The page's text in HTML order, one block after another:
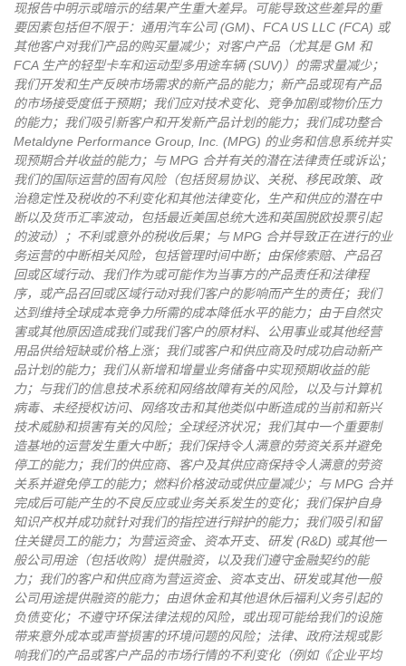
现报告中明示或暗示的结果产生重大差异。可能导致这些差异的重
要因素包括但不限于：通用汽车公司 (GM)、FCA US LLC (FCA) 或
其他客户对我们产品的购买量减少；对客户产品（尤其是 GM 和
FCA 生产的轻型卡车和运动型多用途车辆 (SUV)）的需求量减少；
我们开发和生产反映市场需求的新产品的能力；新产品或现有产品
的市场接受度低于预期；我们应对技术变化、竞争加剧或物价压力
的能力；我们吸引新客户和开发新产品计划的能力；我们成功整合
Metaldyne Performance Group, Inc. (MPG) 的业务和信息系统并实
现预期合并收益的能力；与 MPG 合并有关的潜在法律责任或诉讼；
我们的国际运营的固有风险（包括贸易协议、关税、移民政策、政
治稳定性及税收的不利变化和其他法律变化，生产和供应的潜在中
断以及货币汇率波动，包括最近美国总统大选和英国脱欧投票引起
的波动）；不利或意外的税收后果；与 MPG 合并导致正在进行的业
务运营的中断相关风险，包括管理时间中断；由保修索赔、产品召
回或区域行动、我们作为或可能作为当事方的产品责任和法律程
序，或产品召回或区域行动对我们客户的影响而产生的责任；我们
达到维持全球成本竞争力所需的成本降低水平的能力；由于自然灾
害或其他原因造成我们或我们客户的原材料、公用事业或其他经营
用品供给短缺或价格上涨；我们或客户和供应商及时成功启动新产
品计划的能力；我们从新增和增量业务储备中实现预期收益的能
力；与我们的信息技术系统和网络故障有关的风险，以及与计算机
病毒、未经授权访问、网络攻击和其他类似中断造成的当前和新兴
技术威胁和损害有关的风险；全球经济状况；我们其中一个重要制
造基地的运营发生重大中断；我们保持令人满意的劳资关系并避免
停工的能力；我们的供应商、客户及其供应商保持令人满意的劳资
关系并避免停工的能力；燃料价格波动或供应量减少；与 MPG 合并
完成后可能产生的不良反应或业务关系发生的变化；我们保护自身
知识产权并成功就针对我们的指控进行辩护的能力；我们吸引和留
住关键员工的能力；为营运资金、资本开支、研发 (R&D) 或其他一
般公司用途（包括收购）提供融资，以及我们遵守金融契约的能
力；我们的客户和供应商为营运资金、资本支出、研发或其他一般
公司用途提供融资的能力；由退休金和其他退休后福利义务引起的
负债变化；不遵守环保法律法规的风险，或出现可能给我们的设施
带来意外成本或声誉损害的环境问题的风险；法律、政府法规或影
响我们的产品或客户产品的市场行情的不利变化（例如《企业平均